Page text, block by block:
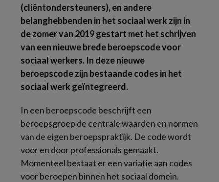
(cliëntondersteuners), en andere
belanghebbenden in het sociaal werk zijn in
de zomer van 2019 gestart met het schrijven
van een nieuwe brede beroepscode voor
sociaal werkers. In deze nieuwe
beroepscode zijn bestaande codes in het
sociaal werk geïntegreerd.
In een beroepscode beschrijft een
beroepsgroep de centrale waarden en normen
van de eigen beroepspraktijk. De code wordt
voor en door professionals gemaakt.
Momenteel bestaat er een variatie aan codes
voor beroepen binnen het sociaal domein.